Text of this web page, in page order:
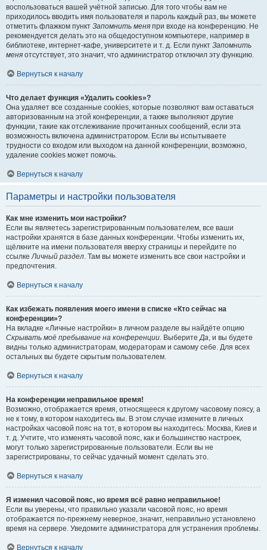
воспользоваться вашей учётной записью. Для того чтобы вам не
приходилось вводить имя пользователя и пароль каждый раз, вы можете
отметить флажком пункт Запомнить меня при входе на конференцию. Не
рекомендуется делать это на общедоступном компьютере, например в
библиотеке, интернет-кафе, университете и т. д. Если пункт Запомнить
меня отсутствует, это значит, что администратор отключил эту функцию.
Вернуться к началу
Что делает функция «Удалить cookies»?
Она удаляет все созданные cookies, которые позволяют вам оставаться
авторизованным на этой конференции, а также выполняют другие
функции, такие как отслеживание прочитанных сообщений, если эта
возможность включена администратором. Если вы испытываете
трудности со входом или выходом на данной конференции, возможно,
удаление cookies может помочь.
Вернуться к началу
Параметры и настройки пользователя
Как мне изменить мои настройки?
Если вы являетесь зарегистрированным пользователем, все ваши
настройки хранятся в базе данных конференции. Чтобы изменить их,
щёлкните на имени пользователя вверху страницы и перейдите по
ссылкеЛичный раздел. Там вы можете изменить все свои настройки и
предпочтения.
Вернуться к началу
Как избежать появления моего имени в списке «Кто сейчас на
конференции»?
На вкладке «Личные настройки» в личном разделе вы найдёте опцию
Скрывать моё пребывание на конференции. ВыберитеДа, и вы будете
видны только администраторам, модераторам и самому себе. Для всех
остальных вы будете скрытым пользователем.
Вернуться к началу
На конференции неправильное время!
Возможно, отображается время, относящееся к другому часовому поясу, а
не к тому, в котором находитесь вы. В этом случае измените в личных
настройках часовой пояс на тот, в котором вы находитесь: Москва, Киев и
т. д. Учтите, что изменять часовой пояс, как и большинство настроек,
могут только зарегистрированные пользователи. Если вы не
зарегистрированы, то сейчас удачный момент сделать это.
Вернуться к началу
Я изменил часовой пояс, но время всё равно неправильное!
Если вы уверены, что правильно указали часовой пояс, но время
отображается по-прежнему неверное, значит, неправильно установлено
время на сервере. Уведомите администратора для устранения проблемы.
Вернуться к началу